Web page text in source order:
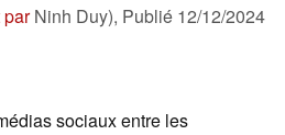
parNinh Duy), Publié 12/12/2024
sociaux entre les